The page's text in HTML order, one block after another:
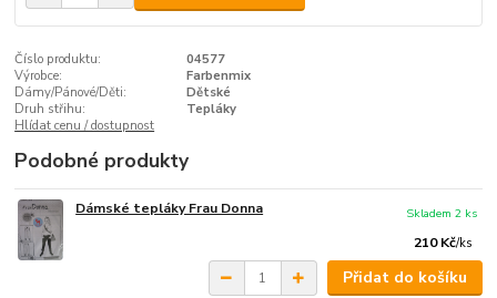
Číslo produktu:
04577
Výrobce:
Farbenmix
Dámy/Pánové/Děti:
Dětské
Druh střihu:
Tepláky
Hlídat cenu / dostupnost
Podobné produkty
Dámské tepláky Frau Donna
210 Kč/ks
Skladem 2 ks
Přidat do košíku